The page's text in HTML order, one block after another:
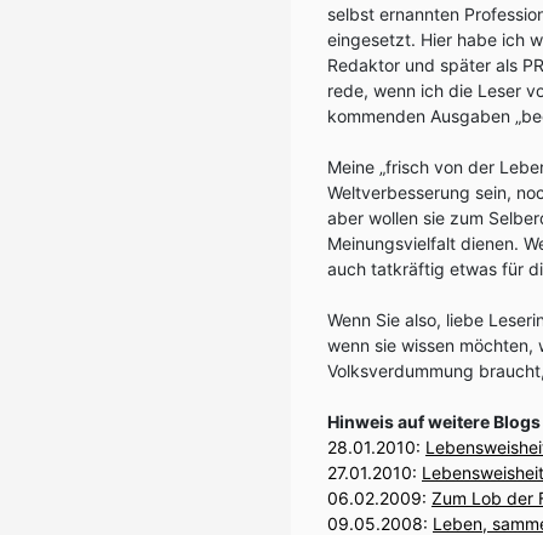
selbst ernannten
eingesetzt. Hier habe ich
Redaktor und später als
rede, wenn ich die Leser
kommenden Ausgaben
Meine „frisch von der
Weltverbesserung sein,
aber wollen sie zum
Meinungsvielfalt dienen.
auch tatkräftig etwas für
Wenn Sie also, liebe
wenn sie wissen möchten,
Volksverdummung
Hinweis auf weitere
28.01.2010:
27.01.2010:
06.02.2009: Zum Lob der
09.05.2008: Leben,